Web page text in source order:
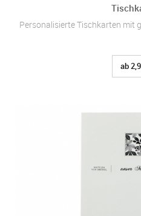
Personalisierte Tischkarten mit
ab